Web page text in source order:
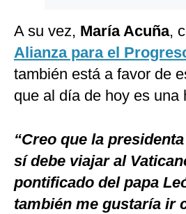
A su vez, María Acuña,
Alianza para el
también está a favor de
que al día de hoy es una
“Creo que la
sí debe viajar al
pontificado del papa
también me gustaría ir